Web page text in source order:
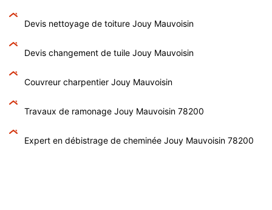
Devis nettoyage de toiture Jouy Mauvoisin
Devis changement de tuile Jouy Mauvoisin
Couvreur charpentier Jouy Mauvoisin
Travaux de ramonage Jouy Mauvoisin 78200
Expert en débistrage de cheminée Jouy Mauvoisin 78200